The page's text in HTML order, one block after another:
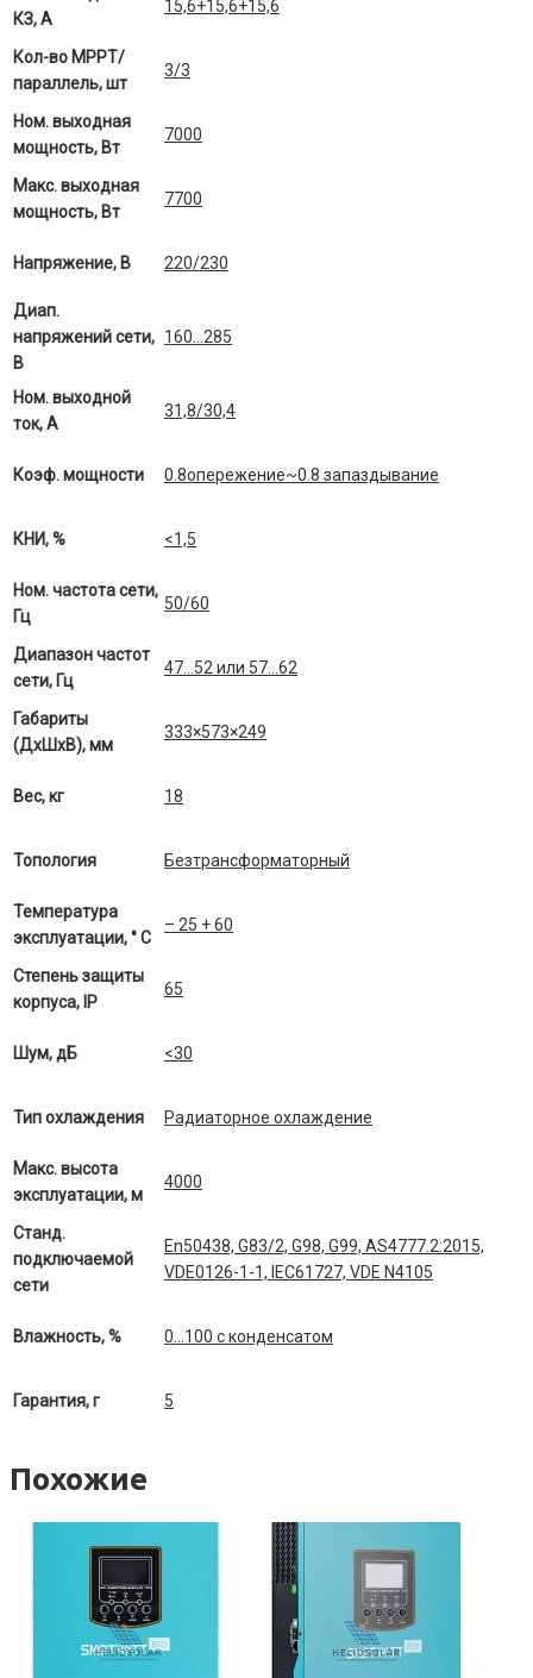
КЗ, А
15,6+15,6+15,6
Кол-во МРРТ/
параллель, шт
3/3
Ном. выходная
мощность, Вт
7000
Макс. выходная
мощность, Вт
7700
Напряжение, В 220/230
Диап.
напряжений сети,
В
160…285
Ном. выходной
ток, А
31,8/30,4
Коэф. мощности 0.8опережение~0.8 запаздывание
КНИ, % <1,5
Ном. частота сети,
Гц
50/60
Диапазон частот
сети, Гц
47…52 или 57…62
Габариты
(ДхШхВ), мм
333×573×249
Вес, кг 18
Топология Безтрансформаторный
Температура
эксплуатации, ° С
– 25 + 60
Степень защиты
корпуса, IP
65
Шум, дБ <30
Тип охлаждения Радиаторное охлаждение
Макс. высота
эксплуатации, м
4000
Станд.
подключаемой
сети
En50438, G83/2, G98, G99, AS4777.2:2015,
VDE0126-1-1, IEC61727, VDE N4105
Влажность, % 0…100 c конденсатом
Гарантия, г 5
Похожие